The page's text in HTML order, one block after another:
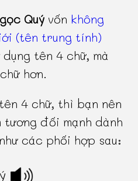
Quý vốn không
(tên trung tính)
tên 4 chữ, mà
hơn.
4 chữ, thì bạn nên
đối mạnh dành
các phối hợp sau: